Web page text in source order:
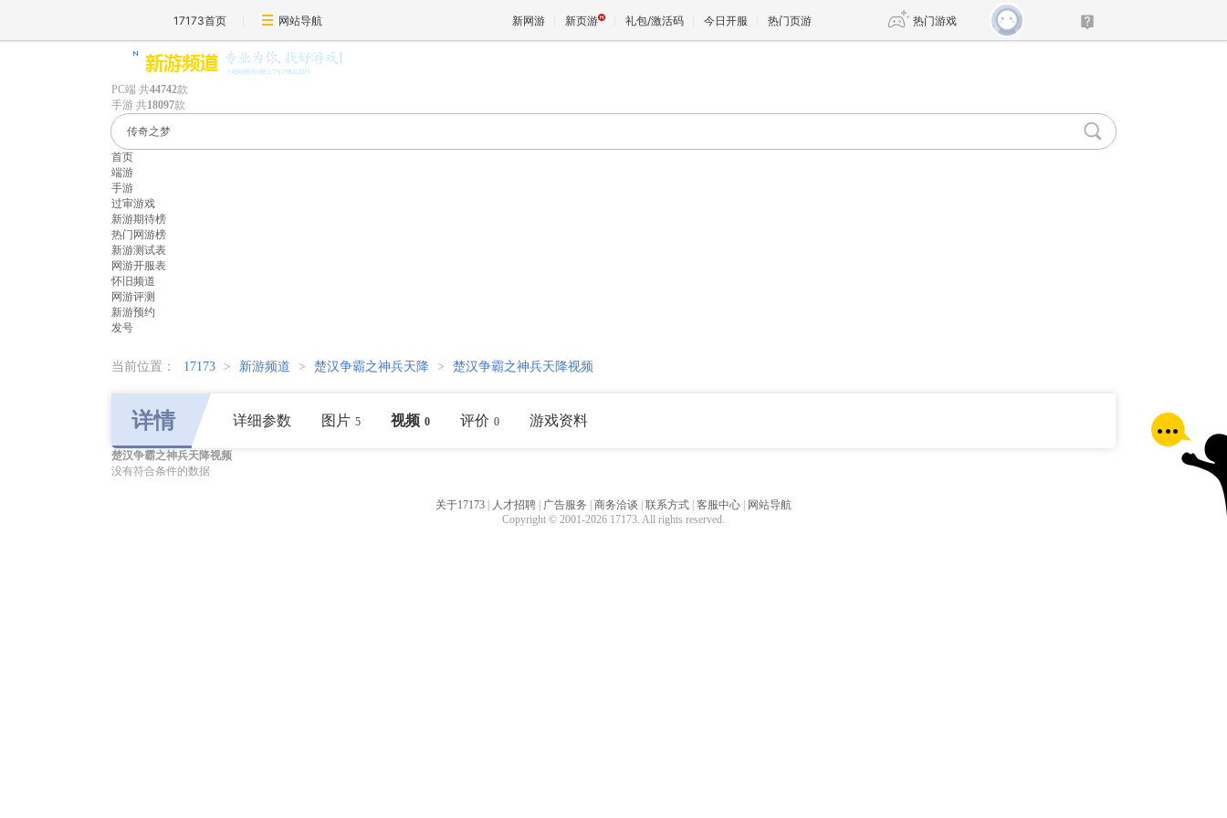
17173首页 网站导航 新网游 新页游 礼包/激活码 今日开服 热门页游 热门游戏
PC端 共44742款
手游 共18097款
首页
端游
手游
过审游戏
新游期待榜
热门网游榜
新游测试表
网游开服表
怀旧频道
网游评测
新游预约
发号
当前位置： 17173 > 新游频道 > 楚汉争霸之神兵天降 > 楚汉争霸之神兵天降视频
详情 详细参数 图片 5 视频 0 评价 0 游戏资料
楚汉争霸之神兵天降视频
没有符合条件的数据
关于17173 人才招聘 广告服务 商务洽谈 联系方式 客服中心
网站导航
Copyright © 2001-2026 17173. All rights reserved.